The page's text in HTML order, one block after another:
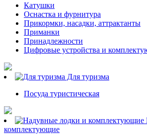
Катушки
Оснастка и фурнитура
Прикормки, насадки, аттрактанты
Приманки
Принадлежности
Цифровые устройства и
Для туризма
Посуда туристическая
комплектующие